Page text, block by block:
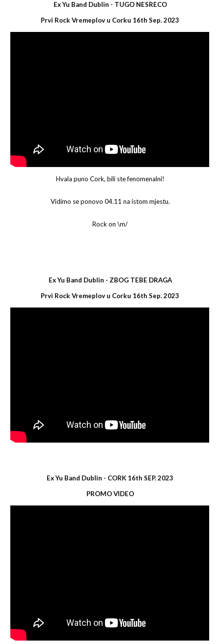
Ex Yu Band Dublin - TUGO NESRECO
Prvi Rock Vremeplov u Corku 16th Sep. 2023
Hvala puno Cork, bili ste fenomenalni!
Vidimo se ponovo 04.11 na istom mjestu.
Rock on \m/
Ex Yu Band Dublin - ZBOG TEBE DRAGA
Prvi Rock Vremeplov u Corku 16th Sep. 2023
Ex Yu Band Dublin - CORK 16th SEP. 2023
PROMO VIDEO